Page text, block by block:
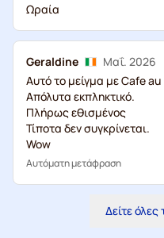
Ωραία
Geraldine
Μαΐ. 2026
Αυτό το μείγμα με Cafe
Απόλυτα εκπληκτικό.
Πλήρως εθισμένος
Τίποτα δεν συγκρίνεται.
Wow
Αυτόματη μετάφραση
Δείτε όλες